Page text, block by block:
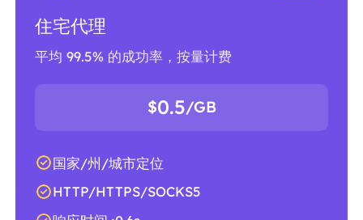
住宅代理
平均 99.5% 的成功率，按量计费
$0.5/GB
国家/州/城市定位
HTTP/HTTPS/SOCKS5